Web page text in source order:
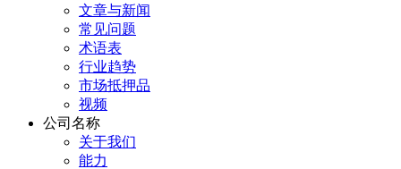
文章与新闻
常见问题
术语表
行业趋势
市场抵押品
视频
公司名称
关于我们
能力